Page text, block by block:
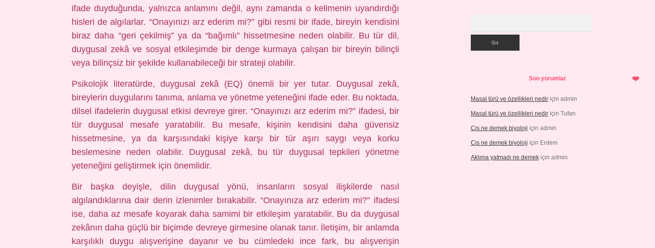
ifade duyduğunda, yalnızca anlamını değil, aynı zamanda o kelimenin uyandırdığı
hisleri de algılarlar. “Onayınızı arz ederim mi?” gibi resmi bir ifade, bireyin kendisini
biraz daha “geri çekilmiş” ya da “bağımlı” hissetmesine neden olabilir. Bu tür dil,
duygusal zekâ ve sosyal etkileşimde bir denge kurmaya çalışan bir bireyin bilinçli
veya bilinçsiz bir şekilde kullanabileceği bir strateji olabilir.
Psikolojik literatürde, duygusal zekâ (EQ) önemli bir yer tutar. Duygusal zekâ,
bireylerin duygularını tanıma, anlama ve yönetme yeteneğini ifade eder. Bu noktada,
dilsel ifadelerin duygusal etkisi devreye girer. “Onayınızı arz ederim mi?” ifadesi, bir
tür duygusal mesafe yaratabilir. Bu mesafe, kişinin kendisini daha güvensiz
hissetmesine, ya da karşısındaki kişiye karşı bir tür aşırı saygı veya korku
beslemesine neden olabilir. Duygusal zekâ, bu tür duygusal tepkileri yönetme
yeteneğini geliştirmek için önemlidir.
Bir başka deyişle, dilin duygusal yönü, insanların sosyal ilişkilerde nasıl
algılandıklarına dair derin izlenimler bırakabilir. “Onayınıza arz ederim mi?” ifadesi
ise, daha az mesafe koyarak daha samimi bir etkileşim yaratabilir. Bu da duygusal
zekânın daha güçlü bir biçimde devreye girmesine olanak tanır. İletişim, bir anlamda
karşılıklı duygu alışverişine dayanır ve bu cümledeki ince fark, bu alışverişin
Son yorumlar
Masal türü ve özellikleri nediriçin admin
Masal türü ve özellikleri nediriçin Tufan
Cis ne demek biyoloji için admin
Cis ne demek biyoloji için Erdem
Aklıma yatmadı ne demekiçin admin